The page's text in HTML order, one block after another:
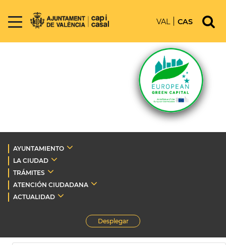
VAL CAS
AYUNTAMIENTO
LA CIUDAD
TRÁMITES
ATENCIÓN CIUDADANA
ACTUALIDAD
Desplegar